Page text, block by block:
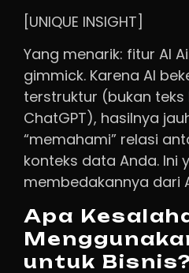
[UNIQUE INSIGHT]
Yang menarik: fitur AI
gimmick. Karena AI
terstruktur (bukan
ChatGPT), hasilnya
“memahami” relasi
konteks data Anda. Ini
membedakannya dari
Apa
untuk Bisnis?